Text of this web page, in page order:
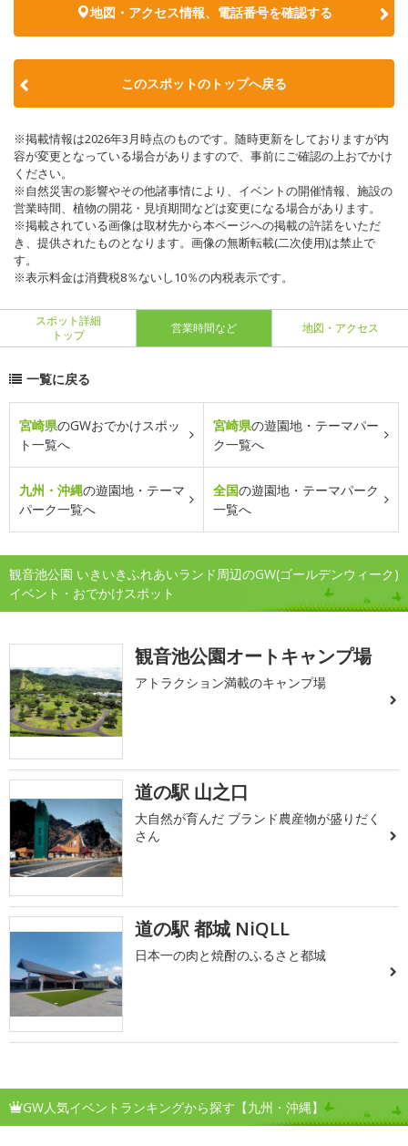
地図・アクセス情報、電話番号を確認する
このスポットのトップへ戻る
※掲載情報は2026年3月時点のものです。随時更新をしておりますが内
容が変更となっている場合がありますので、事前にご確認の上おでかけ
ください。
※自然災害の影響やその他諸事情により、イベントの開催情報、施設の
営業時間、植物の開花・見頃期間などは変更になる場合があります。
※掲載されている画像は取材先から本ページへの掲載の許諾をいただ
き、提供されたものとなります。画像の無断転載(二次使用)は禁止で
す。
※表示料金は消費税8％ないし10％の内税表示です。
スポット詳細
トップ
営業時間など 地図・アクセス
一覧に戻る
宮崎県のGWおでかけスポッ
ト一覧へ
宮崎県の遊園地・テーマパー
ク一覧へ
九州・沖縄の遊園地・テーマ
パーク一覧へ
全国の遊園地・テーマパーク
一覧へ
観音池公園 いきいきふれあいランド周辺のGW(ゴールデンウィーク)
イベント・おでかけスポット
観音池公園オートキャンプ場
アトラクション満載のキャンプ場
道の駅 山之口
大自然が育んだ ブランド農産物が盛りだく
さん
道の駅 都城 NiQLL
日本一の肉と焼酎のふるさと都城
GW人気イベントランキングから探す【九州・沖縄】